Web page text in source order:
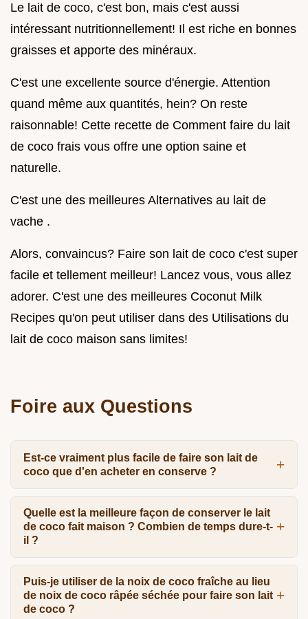
Le lait de coco, c'est bon, mais c'est aussi
intéressant nutritionnellement! Il est riche en bonnes
graisses et apporte des minéraux.
C'est une excellente source d'énergie. Attention
quand même aux quantités, hein? On reste
raisonnable! Cette recette de Comment faire du lait
de coco frais vous offre une option saine et
naturelle.
C'est une des meilleures Alternatives au lait de
vache .
Alors, convaincus? Faire son lait de coco c'est super
facile et tellement meilleur! Lancez vous, vous allez
adorer. C'est une des meilleures Coconut Milk
Recipes qu'on peut utiliser dans des Utilisations du
lait de coco maison sans limites!
Foire aux Questions
Est-ce vraiment plus facile de faire son lait de
coco que d'en acheter en conserve ?
Quelle est la meilleure façon de conserver le lait
de coco fait maison ? Combien de temps dure-t-
il ?
Puis-je utiliser de la noix de coco fraîche au lieu
de noix de coco râpée séchée pour faire son lait
de coco ?